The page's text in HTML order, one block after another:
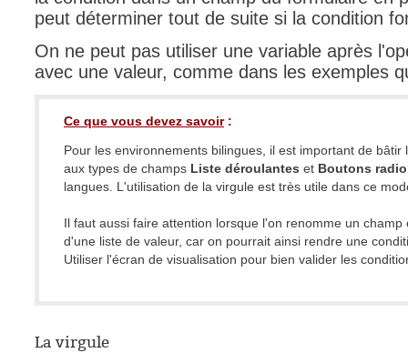
peut déterminer tout de suite si la condition
On ne peut pas utiliser une variable après
avec une valeur, comme dans les exemples
Ce que vous devez savoir:
Pour les environnements bilingues, il est important de bâtir
aux types de champs Liste déroulantes et Boutons radio
langues. L'utilisation de la virgule est très utile dans ce
Il faut aussi faire attention lorsque l'on renomme un champ
d'une liste de valeur, car on pourrait ainsi rendre une
Utiliser l'écran de visualisation pour bien valider les
La virgule